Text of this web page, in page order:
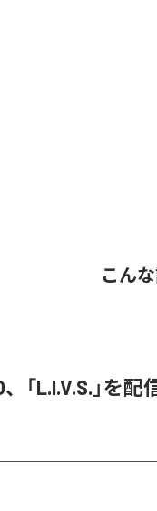
こん
、「L.I.V.S.」を配